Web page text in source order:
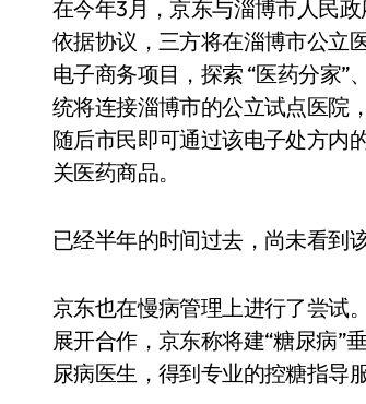
在今年3月，京东与淄博市人民
依据协议，三方将在淄博市公立
电子商务项目，探索 “医药分家”
统将连接淄博市的公立试点医院
随后市民即可通过该电子处方内
关医药商品。
已经半年的时间过去，尚未看到
京东也在慢病管理上进行了尝试
展开合作，京东称将建“糖尿病”
尿病医生，得到专业的控糖指导